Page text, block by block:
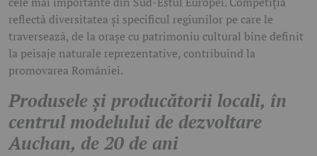
reflectă diversitatea și specificul regiunilor pe care le
traversează, de la orașe cu patrimoniu cultural bine definit
la peisaje naturale reprezentative, contribuind la
promovarea României.
Produsele și producătorii locali, în
centrul modelului de dezvoltare
Auchan, de 20 de ani